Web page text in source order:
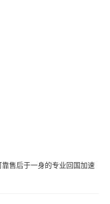
售后于一身的专业回国加速